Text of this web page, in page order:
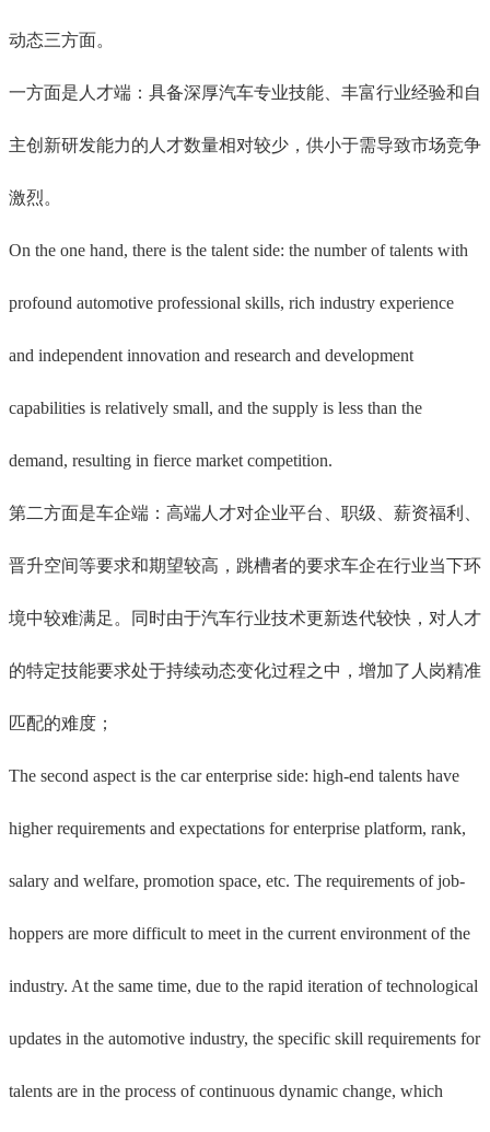
动态三方面。
一方面是人才端：具备深厚汽车专业技能、丰富行业经验和自
主创新研发能力的人才数量相对较少，供小于需导致市场竞争
激烈。
On the one hand, there is the talent side: the number of talents with
profound automotive professional skills, rich industry experience
and independent innovation and research and development
capabilities is relatively small, and the supply is less than the
demand, resulting in fierce market competition.
第二方面是车企端：高端人才对企业平台、职级、薪资福利、
晋升空间等要求和期望较高，跳槽者的要求车企在行业当下环
境中较难满足。同时由于汽车行业技术更新迭代较快，对人才
的特定技能要求处于持续动态变化过程之中，增加了人岗精准
匹配的难度；
The second aspect is the car enterprise side: high-end talents have
higher requirements and expectations for enterprise platform, rank,
salary and welfare, promotion space, etc. The requirements of job-
hoppers are more difficult to meet in the current environment of the
industry. At the same time, due to the rapid iteration of technological
updates in the automotive industry, the specific skill requirements for
talents are in the process of continuous dynamic change, which